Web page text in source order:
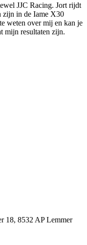
JJC Racing. Jort rijdt
zijn in de Iame X30
weten over mij en kan je
mijn resultaten zijn.
18, 8532 AP Lemmer